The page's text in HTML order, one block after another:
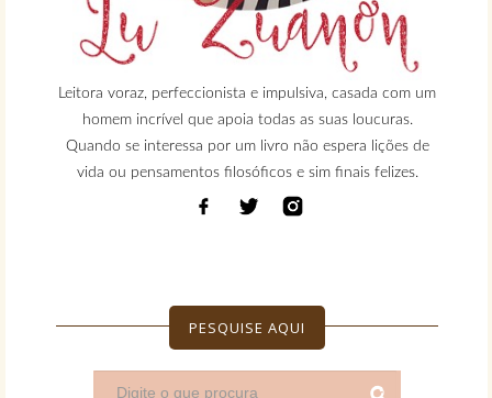
Leitora voraz, perfeccionista e impulsiva, casada com um
homem incrível que apoia todas as suas loucuras.
Quando se interessa por um livro não espera lições de
vida ou pensamentos filosóficos e sim finais felizes.
PESQUISE AQUI